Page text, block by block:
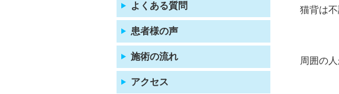
よくある質問
患者様の声
施術の流れ
アクセス
猫背は不
周囲の